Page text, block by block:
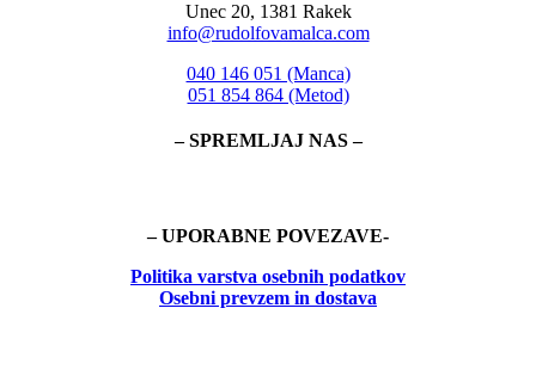
Unec 20, 1381 Rakek
info@rudolfovamalca.com
040 146 051 (Manca)
051 854 864 (Metod)
– SPREMLJAJ NAS –
– UPORABNE POVEZAVE-
Politika varstva osebnih podatkov
Osebni prevzem in dostava